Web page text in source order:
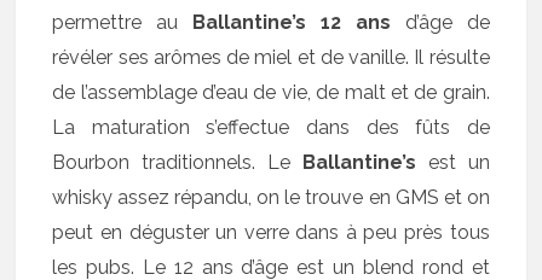
permettre au Ballantine’s 12 ans d’âge de
révéler ses arômes de miel et de vanille. Il résulte
de l’assemblage d’eau de vie, de malt et de grain.
La maturation s’effectue dans des fûts de
Bourbon traditionnels. Le Ballantine’s est un
whisky assez répandu, on le trouve en GMS et on
peut en déguster un verre dans à peu près tous
les pubs. Le 12 ans d’âge est un blend rond et